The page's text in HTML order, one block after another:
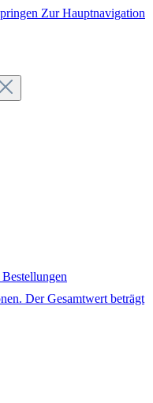
Zur Hauptnavigation
Bestellungen
Der Gesamtwert beträgt